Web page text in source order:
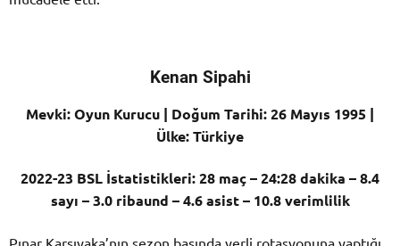
Kenan Sipahi
Mevki: Oyun Kurucu | Doğum Tarihi: 26 Mayıs 1995 |
Ülke: Türkiye
2022-23 BSL İstatistikleri: 28 maç – 24:28 dakika – 8.4
sayı – 3.0 ribaund – 4.6 asist – 10.8 verimlilik
Pınar Karşıyaka’nın sezon başında yerli rotasyonuna yaptığı